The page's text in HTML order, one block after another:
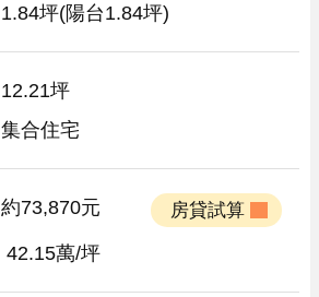
1.84坪(陽台1.84坪)
12.21坪
集合住宅
約73,870元
42.15萬/坪